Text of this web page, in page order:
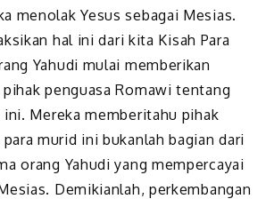
menolak Yesus sebagai Mesias.
hal ini dari kita Kisah Para
Yahudi mulai memberikan
penguasa Romawi tentang
Mereka memberitahu pihak
murid ini bukanlah bagian dari
orang Yahudi yang mempercayai
Demikianlah, perkembangan